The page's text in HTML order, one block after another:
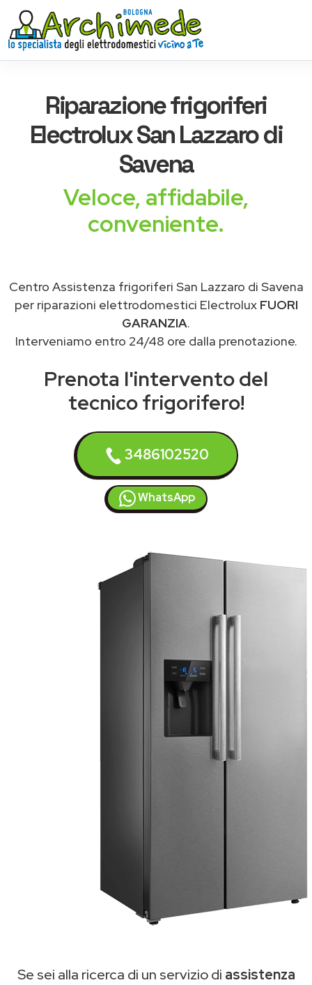
Riparazionefrigoriferi
ElectroluxSan Lazzaro di
Savena
Veloce, affidabile,
conveniente.
Centro Assistenza frigoriferi San Lazzaro di Savena
per riparazioni elettrodomestici Electrolux FUORI
GARANZIA.
Interveniamo entro 24/48 ore dalla prenotazione.
Prenota l'intervento del
tecnico frigorifero!
3486102520
WhatsApp
Se sei alla ricerca di un servizio di assistenza